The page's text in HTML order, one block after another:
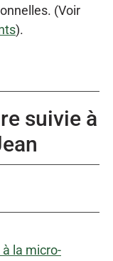
(Voir
).
suivie à
à la micro-